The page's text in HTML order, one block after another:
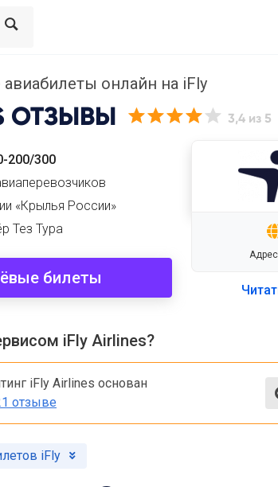
онлайн на iFly
ОТЗЫВЫ 3,4 из 5
200/300
«Крылья России»
Тез Тура
билеты
iFly Airlines?
iFly Airlines основан
отзыве
iFly